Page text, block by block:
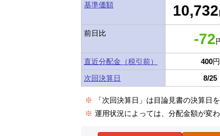
基準価額 10,732
前日比 -72
直近分配金（税引前） 400円
次回決算日
8/25
※
「次回決算日」は目論見書の決算日
※ 運用状況によっては、分配金額が変